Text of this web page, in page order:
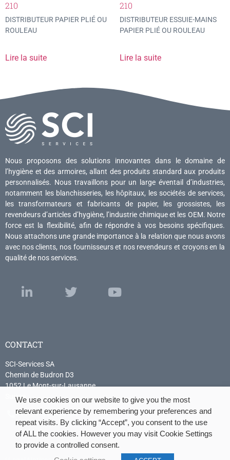
210
DISTRIBUTEUR PAPIER PLIÉ OU
ROULEAU
Lire la suite
210
DISTRIBUTEUR ESSUIE-MAINS
PAPIER PLIÉ OU ROULEAU
Lire la suite
Nous proposons des solutions innovantes dans le domaine de
l’hygiène et des armoires, allant des produits standard aux produits
personnalisés. Nous travaillons pour un large éventail d’industries,
notamment les blanchisseries, les hôpitaux, les sociétés de services,
les transformateurs et fabricants de papier, les grossistes, les
revendeurs d’articles d’hygiène, l’industrie chimique et les OEM. Notre
force est la flexibilité, afin de répondre à vos besoins spécifiques.
Nous attachons une grande importance à la relation que nous avons
avec nos clients, nos fournisseurs et nos revendeurs et croyons en la
qualité de nos services.
CONTACT
SCI-Services SA
Chemin de Budron D3
1052 Le Mont-sur-Lausanne
Suisse
+41 21 614 04 04
We use cookies on our website to give you the most
relevant experience by remembering your preferences and
repeat visits. By clicking “Accept”, you consent to the use
of ALL the cookies. However you may visit Cookie Settings
to provide a controlled consent.